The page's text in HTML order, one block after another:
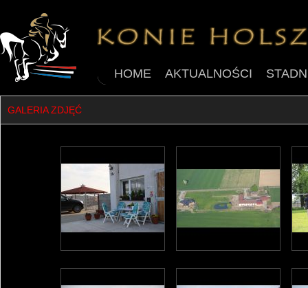
HOME AKTUALNOŚCI
GALERIA ZDJĘĆ